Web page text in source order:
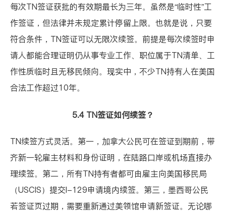
每次TN签证获批的有效期最长为三年。虽然是“临时性”工
作签证，但法律并未规定累计停留上限。也就是说，只要
符合条件，TN签证可以无限次续签。前提是每次续签时申
请人都能合理证明仍从事专业工作、职位属于TN清单、工
作性质临时且无移民倾向。现实中，不少TN持有人在美国
合法工作超过10年。
5.4 TN签证如何续签？
TN续签方式灵活。第一，加拿大公民可在签证到期前，带
齐新一轮雇主材料和身份证明，在陆路口岸或机场直接办
理续签。第二，所有TN持有者都可由雇主向美国移民局
（USCIS）提交I-129申请境内续签。第三，墨西哥公民
若签证页过期，需要重新通过美领馆申请新签证。无论哪